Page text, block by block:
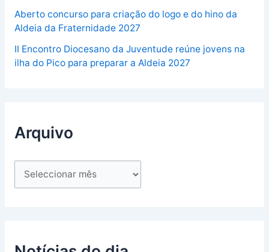
Aberto concurso para criação do logo e do hino da
Aldeia da Fraternidade 2027
II Encontro Diocesano da Juventude reúne jovens na
ilha do Pico para preparar a Aldeia 2027
Arquivo